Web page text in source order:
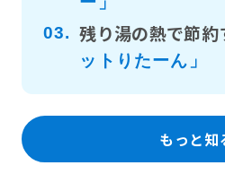
03. 残り湯の熱で節約
ットりたーん」
もっと知